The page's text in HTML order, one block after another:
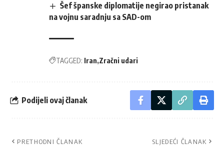
Šef španske diplomatije negirao pristanak
na vojnu saradnju sa SAD-om
TAGGED: Iran Zračni udari
Podijeli ovaj članak
PRETHODNI ČLANAK SLJEDEĆI ČLANAK